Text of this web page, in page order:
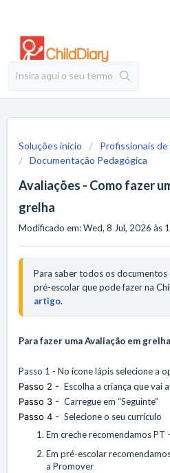
Soluções início
Profissionais de
Documentação Pedagógica
Avaliações - Como fazer
grelha
Modificado em: Wed, 8 Jul, 2026 às
Para saber todos os
pré-escolar que pode fazer na
artigo.
Para fazer uma Avaliação em
Passo 1 - No ícone lápis selecione a
Passo 2 - Escolha a criança que vai
Passo 3 - Carregue em “Seguinte”
Passo 4 - Selecione o seu currículo
Em creche recomendamosPT
Em pré-escolar
a Promover